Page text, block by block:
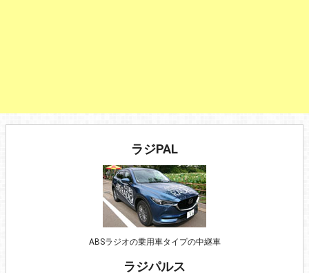
ラジPAL
ABSラジオの乗用車タイプの中継車
ラジパルス